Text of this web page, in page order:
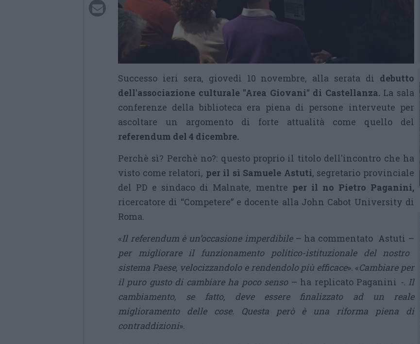
Successo ieri sera, giovedì 10 novembre, alla serata di debutto
dell'associazione culturale "Area Giovani" di Castellanza.La sala
conferenze della biblioteca era piena di persone interveute per
ascoltare un argomento di forte attualità come quello del
referendum del 4 dicembre.
Perchè sì? Perchè no?: questo proprio il titolo dell'incontro che ha
visto come relatori, per il sì Samuele Astuti, segretario provinciale
del PD e sindaco di Malnate, mentre per il no Pietro Paganini,
ricercatore di “Competere” e docente alla John Cabot University di
Roma.
«Il referendum è un’occasione imperdibile– ha commentato Astuti –
per migliorare il funzionamento politico-istituzionale del nostro
sistema Paese, velocizzandolo e rendendolo più efficace». «Cambiare per
il puro gusto di cambiare ha poco senso– ha replicato Paganini -. Il
cambiamento, se fatto, deve essere finalizzato ad un reale
miglioramento delle cose. Questa però è una riforma piena di
contraddizioni».
Gli Ambulanti di Forte dei Marmi® ...